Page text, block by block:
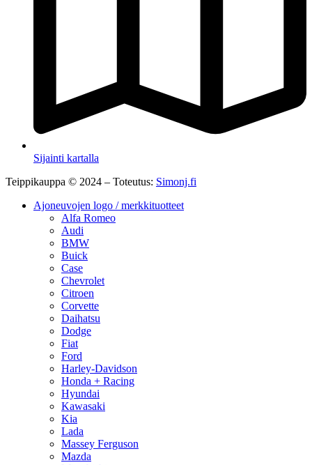
Sijainti kartalla
Teippikauppa © 2024 – Toteutus: Simonj.fi
Ajoneuvojen logo / merkkituotteet
Alfa Romeo
Audi
BMW
Buick
Case
Chevrolet
Citroen
Corvette
Daihatsu
Dodge
Fiat
Ford
Harley-Davidson
Honda + Racing
Hyundai
Kawasaki
Kia
Lada
Massey Ferguson
Mazda